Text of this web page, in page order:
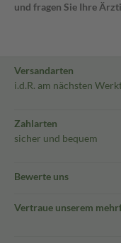
und fragen Sie Ihre
Versandarten
i.d.R. am nächsten
Zahlarten
sicher und bequem
Bewerte uns
Vertraue unserem